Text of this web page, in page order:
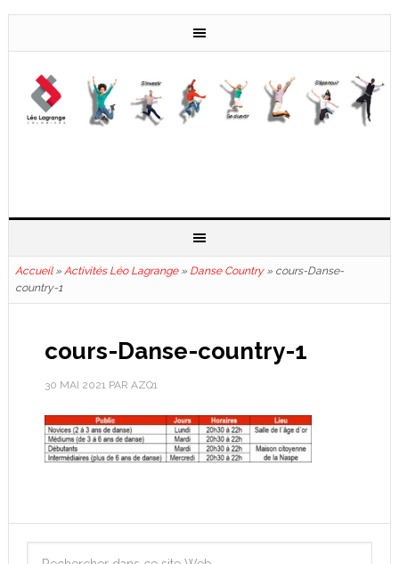
Accueil» Activités Léo Lagrange» Danse Country» cours-Danse-
country-1
cours-Danse-country-1
30 MAI 2021PAR AZQ1